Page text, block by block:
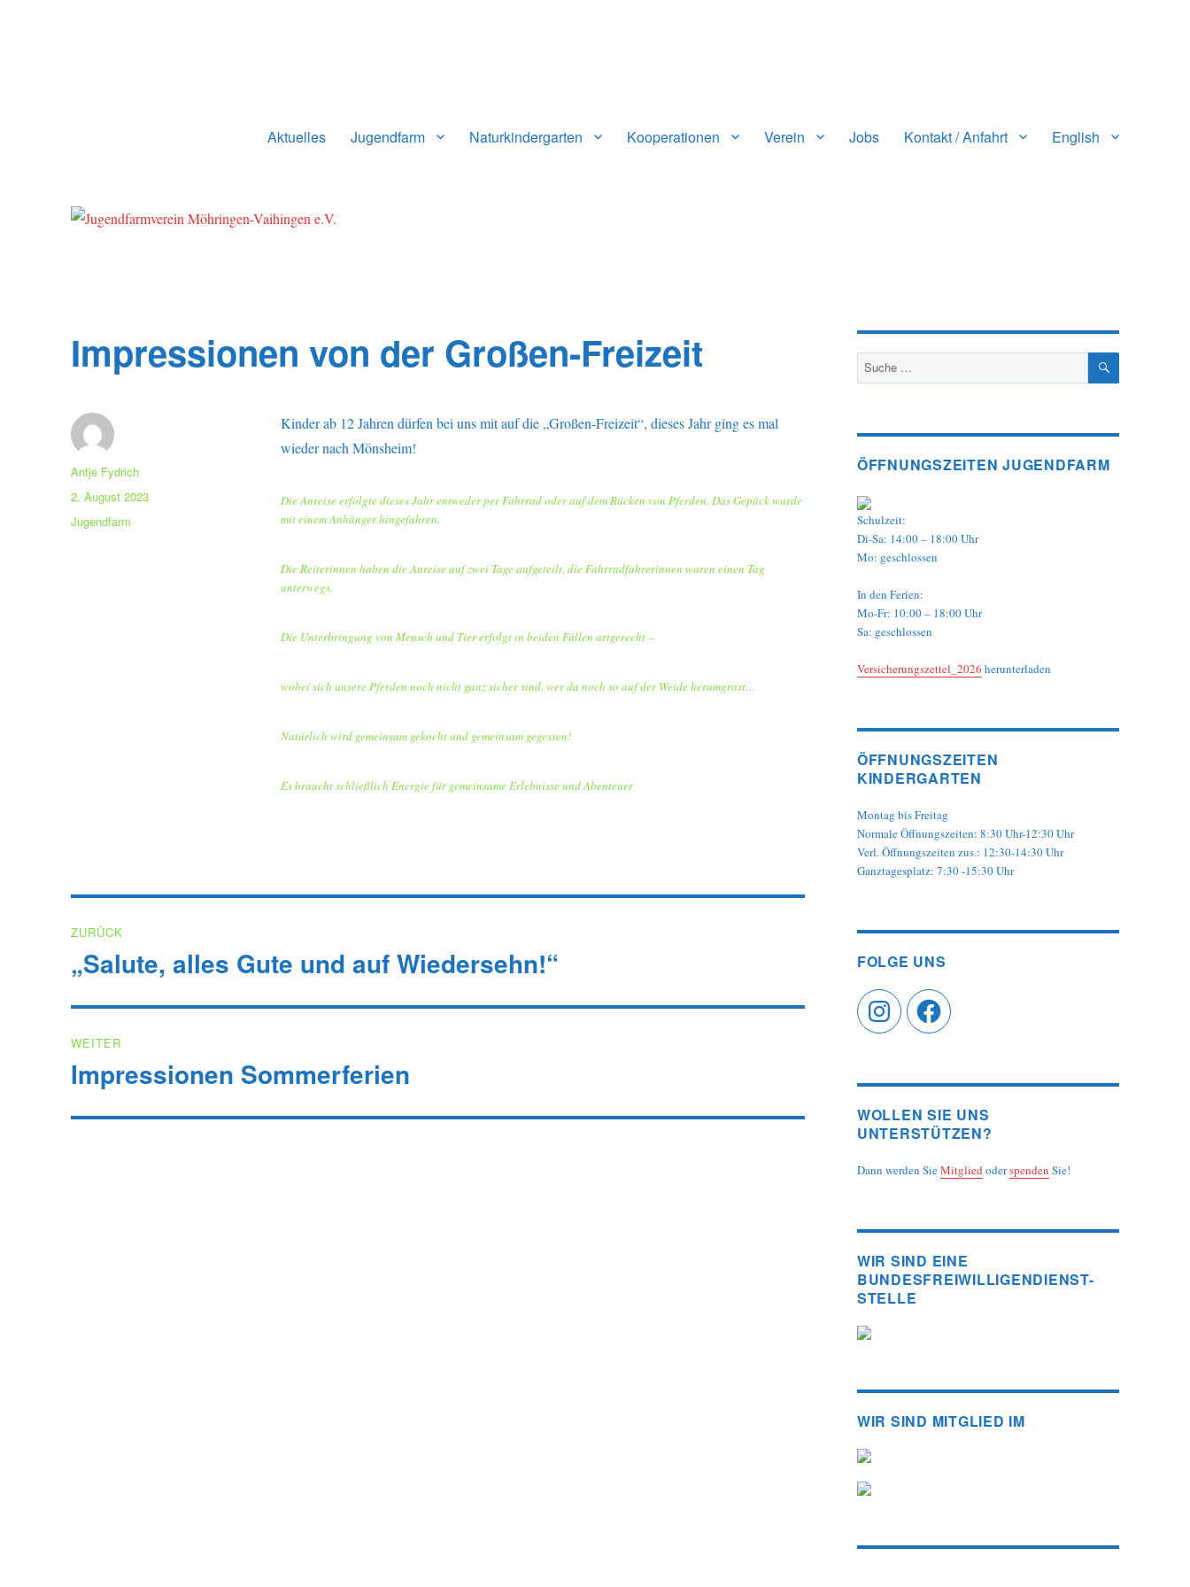
Aktuelles Jugendfarm Naturkindergarten Kooperationen Verein Jobs Kontakt / Anfahrt English
Impressionen von der Großen-Freizeit
Kinder ab 12 Jahren dürfen bei uns mit auf die „Großen-Freizeit“, dieses Jahr ging es mal
wieder nach Mönsheim!
Die Anreise erfolgte dieses Jahr entweder per Fahrrad oder auf dem Rücken von Pferden. Das Gepäck wurde
mit einem Anhänger hingefahren.
Die Reiterinnen haben die Anreise auf zwei Tage aufgeteilt, die Fahrradfahrerinnen waren einen Tag
unterwegs.
Die Unterbringung von Mensch und Tier erfolgt in beiden Fällen artgerecht –
wobei sich unsere Pferden noch nicht ganz sicher sind, wer da noch so auf der Weide herumgrast…
Natürlich wird gemeinsam gekocht und gemeinsam gegessen!
Es braucht schließlich Energie für gemeinsame Erlebnisse und Abenteuer
Autor
Antje Fydrich
Veröffentlicht
am
2. August 2023
Kategorien
Jugendfarm
ZURÜCK
Vorheriger
Beitrag:
„Salute, alles Gute und auf Wiedersehn!“
WEITER
Nächster
Beitrag:
Impressionen Sommerferien
Suche
nach:
SUCHEN
ÖFFNUNGSZEITEN JUGENDFARM
Schulzeit:
Di-Sa: 14:00 – 18:00 Uhr
Mo: geschlossen
In den Ferien:
Mo-Fr: 10:00 – 18:00 Uhr
Sa: geschlossen
Versicherungszettel_2026 herunterladen
ÖFFNUNGSZEITEN
KINDERGARTEN
Montag bis Freitag
Normale Öffnungszeiten: 8:30 Uhr-12:30 Uhr
Verl. Öffnungszeiten zus.: 12:30-14:30 Uhr
Ganztagesplatz: 7:30 -15:30 Uhr
FOLGE UNS
InstagramFacebook
WOLLEN SIE UNS
UNTERSTÜTZEN?
Dann werden SieMitglied oderspenden Sie!
WIR SIND EINE
BUNDESFREIWILLIGENDIENST-
STELLE
WIR SIND MITGLIED IM